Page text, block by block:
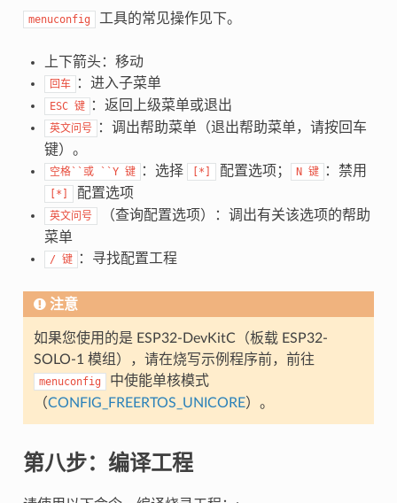
menuconfig 工具的常见操作见下。
上下箭头：移动
回车 ：进入子菜单
ESC 键 ：返回上级菜单或退出
英文问号
：调出帮助菜单（退出帮助菜单，请按回车
键）。
空格``或 ``Y 键 ：选择 [*] 配置选项； N 键 ：禁用
[*] 配置选项
英文问号
（查询配置选项）：调出有关该选项的帮助
菜单
/ 键 ：寻找配置工程
注意
如果您使用的是 ESP32-DevKitC（板载 ESP32-
SOLO-1 模组），请在烧写示例程序前，前往
menuconfig
中使能单核模式
（CONFIG_FREERTOS_UNICORE）。
第八步：编译工程